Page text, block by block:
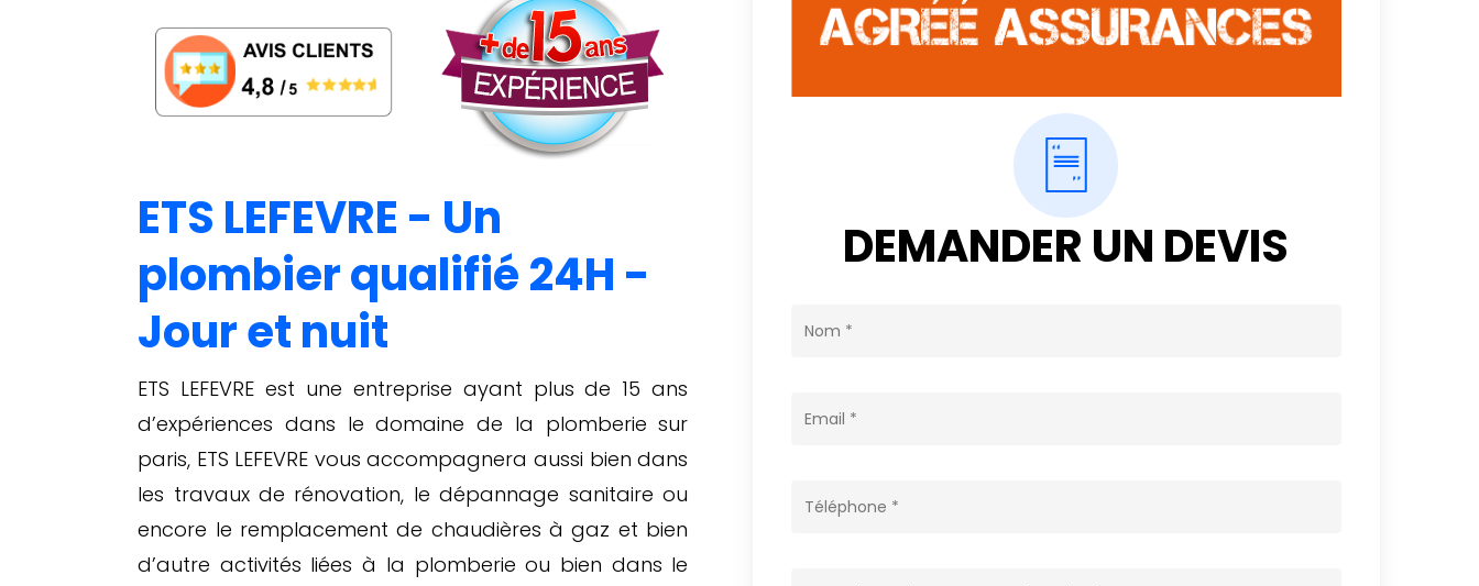
ETS LEFEVRE - Un
plombier qualifié 24H -
Jour et nuit
ETS LEFEVRE est une entreprise ayant plus de 15 ans
d’expériences dans le domaine de la plomberie sur
paris, ETS LEFEVRE vous accompagnera aussi bien dans
les travaux de rénovation, le dépannage sanitaire ou
encore le remplacement de chaudières à gaz et bien
d’autre activités liées à la plomberie ou bien dans le
DEMANDER UN DEVIS